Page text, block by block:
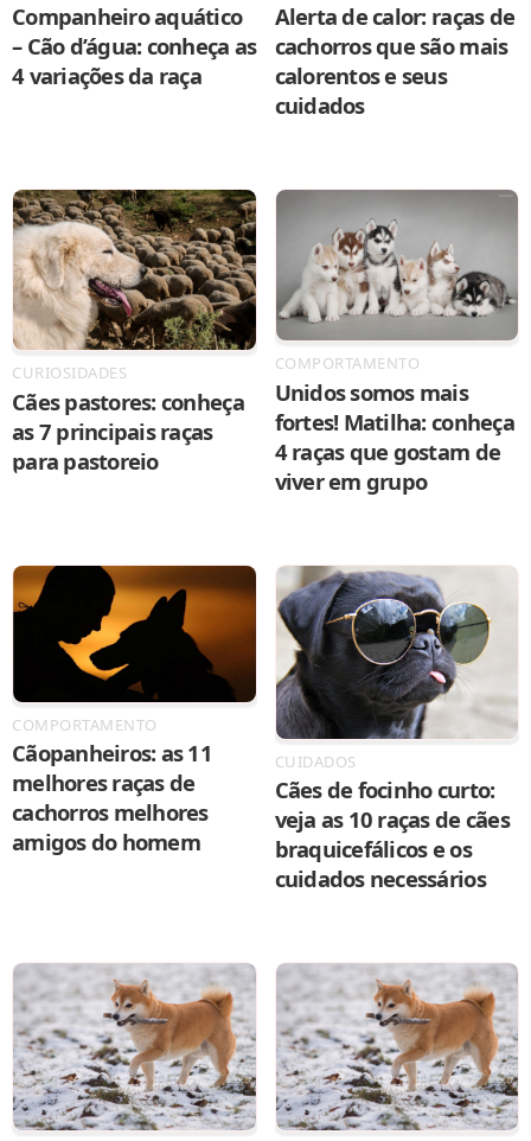
Companheiro aquático
– Cão d’água: conheça as
4 variações da raça
Alerta de calor: raças de
cachorros que são mais
calorentos e seus
cuidados
CURIOSIDADES
Cães pastores: conheça
as 7 principais raças
para pastoreio
COMPORTAMENTO
Unidos somos mais
fortes! Matilha: conheça
4 raças que gostam de
viver em grupo
COMPORTAMENTO
Cãopanheiros: as 11
melhores raças de
cachorros melhores
amigos do homem
CUIDADOS
Cães de focinho curto:
veja as 10 raças de cães
braquicefálicos e os
cuidados necessários